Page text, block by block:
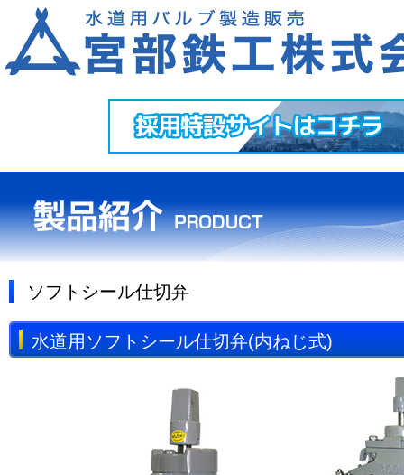
ソフトシール仕切弁
水道用ソフトシール仕切弁(内ねじ式)